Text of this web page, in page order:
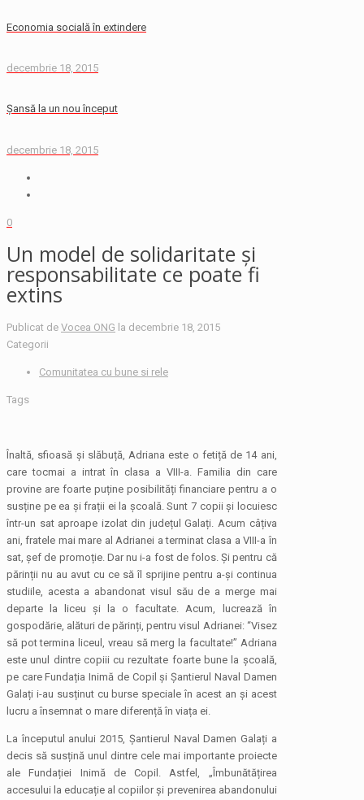
Economia socială în extindere
decembrie 18, 2015
Şansă la un nou început
decembrie 18, 2015
0
Un model de solidaritate şi
responsabilitate ce poate fi
extins
Publicat de Vocea ONG la decembrie 18, 2015
Categorii
Comunitatea cu bune si rele
Tags
Înaltă, sfioasă și slăbuță, Adriana este o fetiță de 14 ani,
care tocmai a intrat în clasa a VIII-a. Familia din care
provine are foarte puține posibilități financiare pentru a o
susține pe ea și frații ei la școală. Sunt 7 copii și locuiesc
într-un sat aproape izolat din județul Galați. Acum câțiva
ani, fratele mai mare al Adrianei a terminat clasa a VIII-a în
sat, șef de promoție. Dar nu i-a fost de folos. Și pentru că
părinții nu au avut cu ce să îl sprijine pentru a-și continua
studiile, acesta a abandonat visul său de a merge mai
departe la liceu și la o facultate. Acum, lucrează în
gospodărie, alături de părinți, pentru visul Adrianei: “Visez
să pot termina liceul, vreau să merg la facultate!” Adriana
este unul dintre copiii cu rezultate foarte bune la școală,
pe care Fundația Inimă de Copil și Șantierul Naval Damen
Galați i-au susținut cu burse speciale în acest an și acest
lucru a însemnat o mare diferență în viața ei.
La începutul anului 2015, Șantierul Naval Damen Galați a
decis să susțină unul dintre cele mai importante proiecte
ale Fundației Inimă de Copil. Astfel, „Îmbunătățirea
accesului la educație al copiilor și prevenirea abandonului